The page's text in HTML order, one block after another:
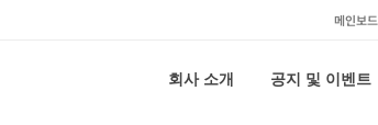
메인보
회사 소개 공지 및 이벤트